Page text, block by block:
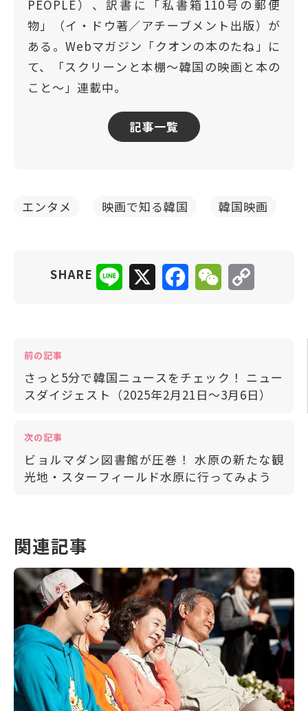
PEOPLE）、訳書に「私書箱110号の郵便
物」（イ・ドウ著／アチーブメント出版）が
ある。Webマガジン「クオンの本のたね」に
て、「スクリーンと本棚〜韓国の映画と本の
こと〜」連載中。
記事一覧
エンタメ 映画で知る韓国 韓国映画
SHARE Line FacebookWeChat
前の記事
さっと5分で韓国ニュースをチェック！ ニュー
スダイジェスト（2025年2月21日～3月6日）
次の記事
ビョルマダン図書館が圧巻！ 水原の新たな観
光地・スターフィールド水原に行ってみよう
関連記事